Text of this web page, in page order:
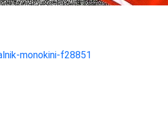
monokini-f28851